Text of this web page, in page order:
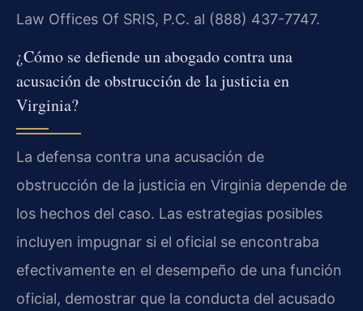
Law Offices Of SRIS, P.C. al (888) 437-7747.
¿Cómo se defiende un abogado contra una
acusación de obstrucción de la justicia en
Virginia?
La defensa contra una acusación de
obstrucción de la justicia en Virginia depende de
los hechos del caso. Las estrategias posibles
incluyen impugnar si el oficial se encontraba
efectivamente en el desempeño de una función
oficial, demostrar que la conducta del acusado